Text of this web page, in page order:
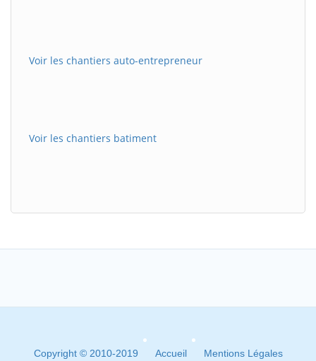
Voir les chantiers auto-entrepreneur
Voir les chantiers batiment
Copyright © 2010-2019 Accueil Mentions Légales